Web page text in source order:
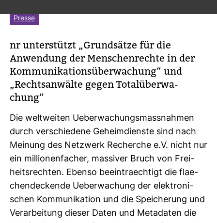
Presse
nr unter­stützt „Grund­sätze für die
Anwen­dung der Men­schen­rechte in der
Kom­mu­ni­ka­ti­ons­über­wa­chung“ und
„Rechts­an­wälte gegen Total­über­wa­
chung“
Die welt­weiten Ueber­wa­chungs­mass­nahmen
durch ver­schie­dene Geheim­dienste sind nach
Mei­nung des Netz­werk Recherche e.V. nicht nur
ein mil­lio­nen­fa­cher, mas­siver Bruch von Frei­
heits­rechten. Ebenso beein­traech­tigt die fla­e­
chen­de­ckende Ueber­wa­chung der elek­tro­ni­
schen Kom­mu­ni­ka­tion und die Spei­che­rung und
Ver­ar­bei­tung dieser Daten und Meta­daten die